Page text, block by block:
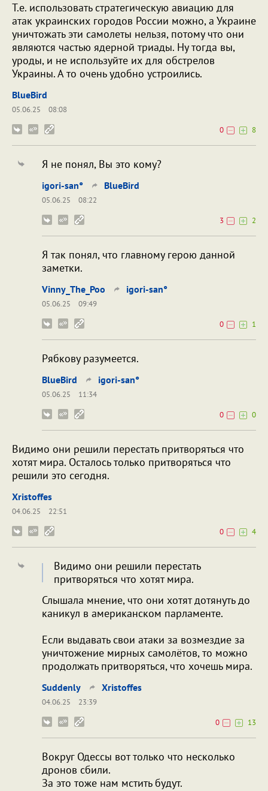
Т.е. использовать стратегическую авиацию для
атак украинских городов России можно, а Украине
уничтожать эти самолеты нельзя, потому что они
являются частью ядерной триады. Ну тогда вы,
уроды, и не используйте их для обстрелов
Украины. А то очень удобно устроились.
BlueBird
05.06.25
08:08
0
8
Я не понял, Вы это кому?
igori-san° BlueBird
05.06.25
08:22
3
2
Я так понял, что главному герою данной
заметки.
Vinny_The_Poo igori-san°
05.06.25
09:49
0
1
Рябкову разумеется.
BlueBird igori-san°
05.06.25
11:34
0
0
Видимо они решили перестать притворяться что
хотят мира. Осталось только притворяться что
решили это сегодня.
Xristoffes
04.06.25
22:51
0
4
Видимо они решили перестать
притворяться что хотят мира.
Слышала мнение, что они хотят дотянуть до
каникул в американском парламенте.
Если выдавать свои атаки за возмездие за
уничтожение мирных самолётов, то можно
продолжать притворяться, что хочешь мира.
Suddenly Xristoffes
04.06.25
23:39
0
13
Вокруг Одессы вот только что несколько
дронов сбили.
За это тоже нам мстить будут.